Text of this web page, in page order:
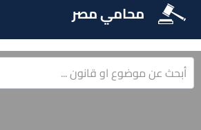
محامي مصر